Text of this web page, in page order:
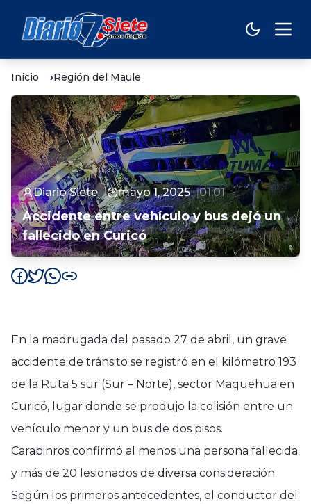
Inicio Región del Maule
Diario Siete mayo 1, 2025 01:01
Accidente entre vehículo y bus dejó un
fallecido en Curicó
En la madrugada del pasado 27 de abril, un grave
accidente de tránsito se registró en el kilómetro 193
de la Ruta 5 sur (Sur – Norte), sector Maquehua en
Curicó, lugar donde se produjo la colisión entre un
vehículo menor y un bus de dos pisos.
Carabinros confirmó al menos una persona fallecida
y más de 20 lesionados de diversa consideración.
Según los primeros antecedentes, el conductor del